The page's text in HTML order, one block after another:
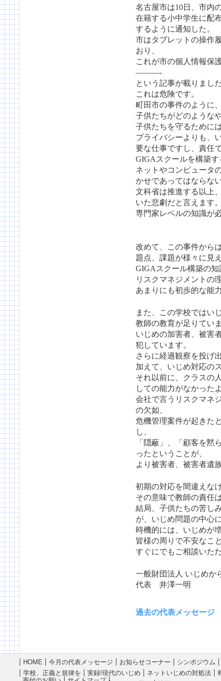
名古屋市は10日、市内
在籍する小中学生に配
するように通知した。
市はタブレットの操作
おり、
これが市の個人情報保
———-
という記事が載りまし
これは危険です。
町田市の事件のように
子供たちがどのような
子供たちを守るために
プライバシーよりも、
要な仕事ですし、責任
GIGAスクールを構築
ネットやコンピュータ
かせであってはならな
文科省は推進する以上
いた悲劇だと言えます
専門家レベルの知識が
改めて、この事件から
題点、課題が様々に見
GIGAスクール構築の
リスクマネジメントの
あまりにも初歩的な能
また、この学校ではい
教師の教育が足りてい
いじめの加害者、被害
犯しています。
さらに経過観察を投げ
加えて、いじめ対応の
それ以前に、クラスの
しての能力がなかった
会社で言うリスクマネ
の欠如、
危機管理案件が起きた
し、
「隠蔽」、「顧客を黙
ったということが、
より被害者、被害者遺
初期の対応を間違えな
その意味で教師の責任
結局、子供たちの苦し
が、いじめ問題の中心
時機的には、いじめが
皆様の周りで不安なこ
すぐにでもご相談いた
一般財団法人 いじめか
代表 井澤一明
過去の代表メッセージ
HOME 今月の代表メッセージ お知らせコーナー
シンポジウム
学校、正義と規律を
実録!現代のいじめ ネットいじめの対処法